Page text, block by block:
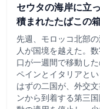
セウタの海岸に立
積まれたたばこの
先週、モロッコ北部
人が国境を越えた。
口が一週間で移動し
ペインとイタリアと
はずの二国が、外交
ンから到着する第三